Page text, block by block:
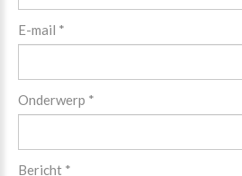
E-mail *
Onderwerp *
Bericht *